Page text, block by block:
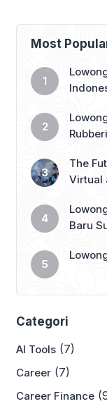
Most
The
Virtual
Baru
Categori
AI Tools (7)
Career (7)
Career Finance